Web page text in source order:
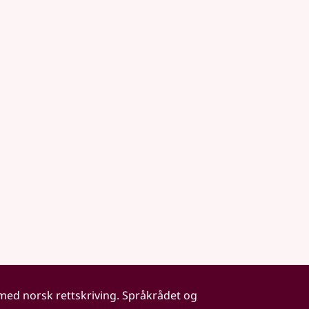
norsk rettskriving. Språkrådet og